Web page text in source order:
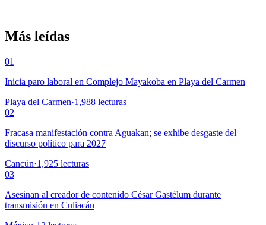
Más leídas
01
Inicia paro laboral en Complejo Mayakoba en Playa del Carmen
Playa del Carmen·1,988 lecturas
02
Fracasa manifestación contra Aguakan; se exhibe desgaste del
discurso político para 2027
Cancún·1,925 lecturas
03
Asesinan al creador de contenido César Gastélum durante
transmisión en Culiacán